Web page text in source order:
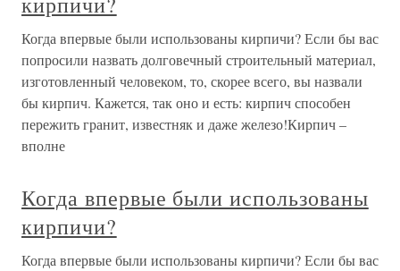
Когда впервые были использованы кирпичи? Если бы вас
попросили назвать долговечный строительный материал,
изготовленный человеком, то, скорее всего, вы назвали
бы кирпич. Кажется, так оно и есть: кирпич способен
пережить гранит, известняк и даже железо!Кирпич –
вполне
Когда впервые были использованы
кирпичи?
Когда впервые были использованы кирпичи? Если бы вас